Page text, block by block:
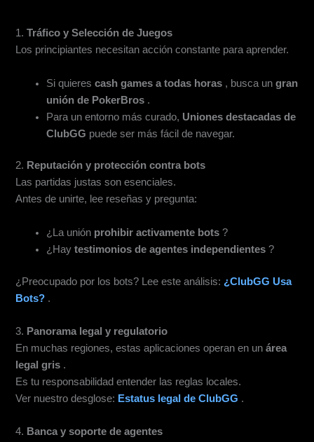
1.Tráfico y Selección de Juegos
Los principiantes necesitan acción constante para aprender.
Si quierescash games a todas horas , busca ungran
unión de PokerBros .
Para un entorno más curado, Uniones destacadas de
ClubGG puede ser más fácil de navegar.
2. Reputación y protección contra bots
Las partidas justas son esenciales.
Antes de unirte, lee reseñas y pregunta:
¿La unión prohibir activamente bots?
¿Haytestimonios de agentes independientes?
¿Preocupado por los bots? Lee este análisis: ¿ClubGG Usa
Bots? .
3. Panorama legal y regulatorio
En muchas regiones, estas aplicaciones operan en unárea
legal gris .
Es tu responsabilidad entender las reglas locales.
Ver nuestro desglose: Estatus legal de ClubGG .
4. Banca y soporte de agentes